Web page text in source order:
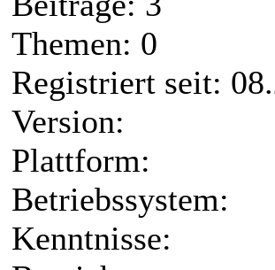
Themen: 0
Registriert seit:
Version:
Plattform:
Betriebssystem:
Kenntnisse: